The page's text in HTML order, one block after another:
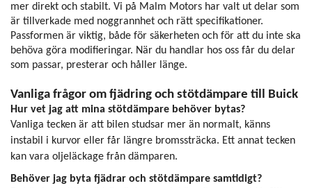
mer direkt och stabilt. Vi på Malm Motors har valt ut delar som
är tillverkade med noggrannhet och rätt specifikationer.
Passformen är viktig, både för säkerheten och för att du inte ska
behöva göra modifieringar. När du handlar hos oss får du delar
som passar, presterar och håller länge.
Vanliga frågor om fjädring och stötdämpare till Buick
Hur vet jag att mina stötdämpare behöver bytas?
Vanliga tecken är att bilen studsar mer än normalt, känns
instabil i kurvor eller får längre bromssträcka. Ett annat tecken
kan vara oljeläckage från dämparen.
Behöver jag byta fjädrar och stötdämpare samtidigt?